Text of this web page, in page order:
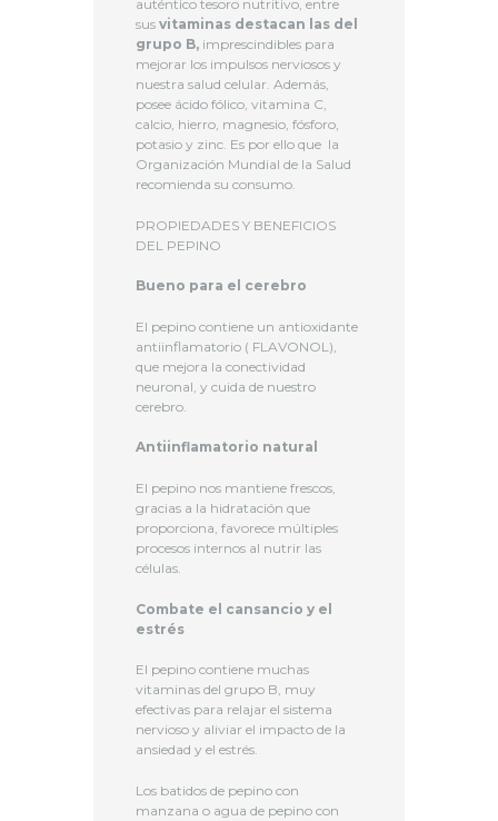
auténtico tesoro nutritivo, entre
susvitaminas destacan las del
grupo B, imprescindibles para
mejorar los impulsos nerviosos y
nuestra salud celular. Además,
posee ácido fólico, vitamina C,
calcio, hierro, magnesio, fósforo,
potasio y zinc. Es por ello que la
Organización Mundial de la Salud
recomienda su consumo.
PROPIEDADES Y BENEFICIOS
DEL PEPINO
Bueno para el cerebro
El pepino contiene un antioxidante
antiinflamatorio ( FLAVONOL),
que mejora la conectividad
neuronal, y cuida de nuestro
cerebro.
Antiinflamatorio natural
El pepino nos mantiene frescos,
gracias a la hidratación que
proporciona, favorece múltiples
procesos internos al nutrir las
células.
Combate el cansancio y el
estrés
El pepino contiene muchas
vitaminas del grupo B, muy
efectivas para relajar el sistema
nervioso y aliviar el impacto de la
ansiedad y el estrés.
Los batidos de pepino con
manzana o agua de pepino con